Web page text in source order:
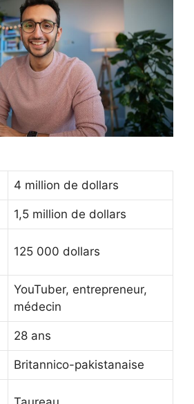
4 million de dollars
1,5 million de dollars
125 000 dollars
YouTuber, entrepreneur,
médecin
28 ans
Britannico-pakistanaise